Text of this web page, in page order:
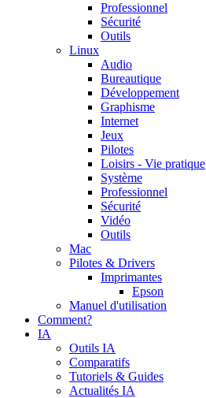
Professionnel
Sécurité
Outils
Linux
Audio
Bureautique
Développement
Graphisme
Internet
Jeux
Pilotes
Loisirs - Vie pratique
Système
Professionnel
Sécurité
Vidéo
Outils
Mac
Pilotes & Drivers
Imprimantes
Epson
Manuel d'utilisation
Comment?
IA
Outils IA
Comparatifs
Tutoriels & Guides
Actualités IA